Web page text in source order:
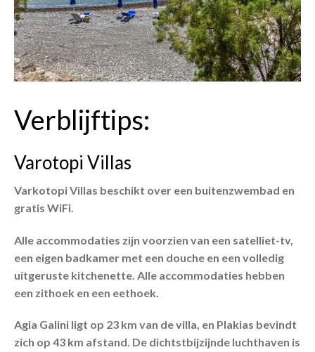
Verblijftips:
Varotopi Villas
Varkotopi Villas beschikt over een buitenzwembad en
gratis WiFi.
Alle accommodaties zijn voorzien van een satelliet-tv,
een eigen badkamer met een douche en een volledig
uitgeruste kitchenette. Alle accommodaties hebben
een zithoek en een eethoek.
Agia Galini ligt op 23 km van de villa, en Plakias bevindt
zich op 43 km afstand. De dichtstbijzijnde luchthaven is